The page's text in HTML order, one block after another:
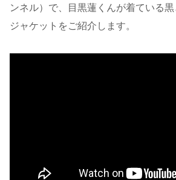
ンネル）で、目黒蓮くんが着ている
ジャケットをご紹介します。